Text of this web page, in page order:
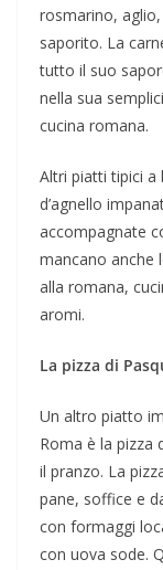
rosmarino,
saporito. La
tutto il suo
nella sua
cucina romana.
Altri piatti tipici a
d’agnello
accompagnate
mancano anche
alla romana,
aromi.
La pizza di
Un altro piatto
Roma è la pizza
il pranzo. La
pane, soffice e
con formaggi
con uova sode.